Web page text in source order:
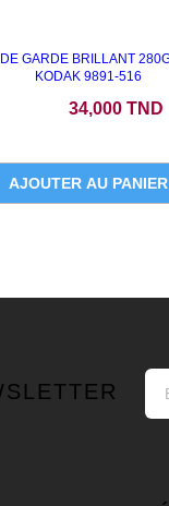
DE GARDE BRILLANT
KODAK 9891-516
34,000 TND
AJOUTER AU PANIER